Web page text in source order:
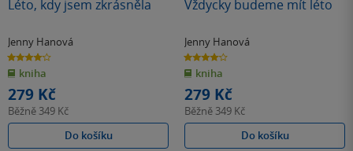
Léto, kdy jsem zkrásněla
Jenny Hanová
4.1
z
5
hvězdiček
kniha
279 Kč
Běžně 349 Kč
Do košíku
Vždycky budeme mít léto
Jenny Hanová
4.1
z
5
hvězdiček
kniha
279 Kč
Běžně 349 Kč
Do košíku